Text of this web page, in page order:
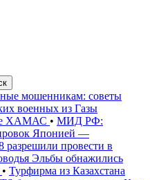
мошенникам: советы
военных из Газы
ХАМАС • МИД РФ:
Японией —
провести в
Эльбы обнажились
• Турфирма из Казахстана